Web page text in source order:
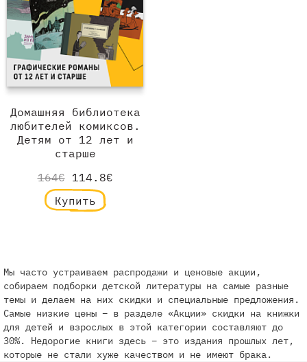
Домашняя библиотека
любителей комиксов.
Детям от 12 лет и
старше
164€114.8€
Купить
Мы часто устраиваем распродажи и ценовые акции,
собираем подборки детской литературы на самые разные
темы и делаем на них скидки и специальные предложения.
Самые низкие цены – в разделе «Акции» скидки на книжки
для детей и взрослых в этой категории составляют до
30%. Недорогие книги здесь – это издания прошлых лет,
которые не стали хуже качеством и не имеют брака.